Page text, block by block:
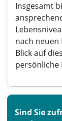
Insgesamt
nach
Blick auf
persönliche
Sind Sie